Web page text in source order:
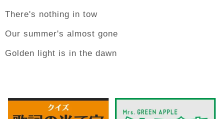
There's nothing in tow
Our summer's almost gone
Golden light is in the dawn